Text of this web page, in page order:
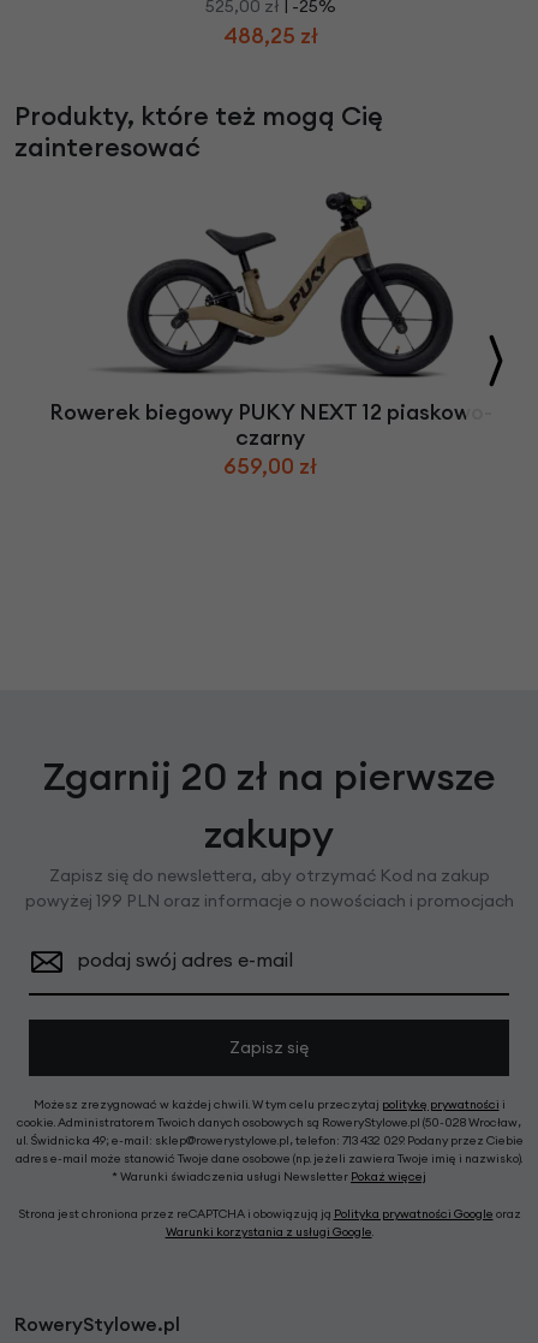
525,00 zł | -25%
488,25 zł
Produkty, które też mogą Cię
zainteresować
Rowerek biegowy PUKY NEXT 12 piaskowo-
czarny
659,00 zł
Zgarnij 20 zł na pierwsze
zakupy
Zapisz się do newslettera, aby otrzymać Kod na zakup
powyżej 199 PLN oraz informacje o nowościach i promocjach
podaj swój adres e-mail
Zapisz się
Możesz zrezygnować w każdej chwili. W tym celu przeczytaj politykę prywatności i
cookie. Administratorem Twoich danych osobowych są RoweryStylowe.pl (50-028 Wrocław,
ul. Świdnicka 49; e-mail: sklep@rowerystylowe.pl, telefon: 713 432 029. Podany przez Ciebie
adres e-mail może stanowić Twoje dane osobowe (np. jeżeli zawiera Twoje imię i nazwisko).
* Warunki świadczenia usługi Newsletter Pokaż więcej
Strona jest chroniona przez reCAPTCHA i obowiązują ją Polityka prywatności Google oraz
Warunki korzystania z usługi Google.
RoweryStylowe.pl